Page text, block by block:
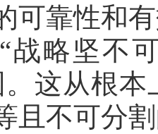
可靠性和
战略坚不
。这从根
且不可分